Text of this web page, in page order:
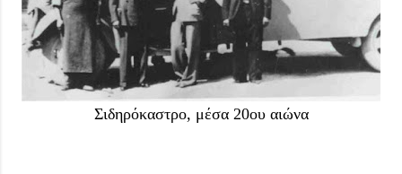
Σιδηρόκαστρο, μέσα 20ου αιώνα